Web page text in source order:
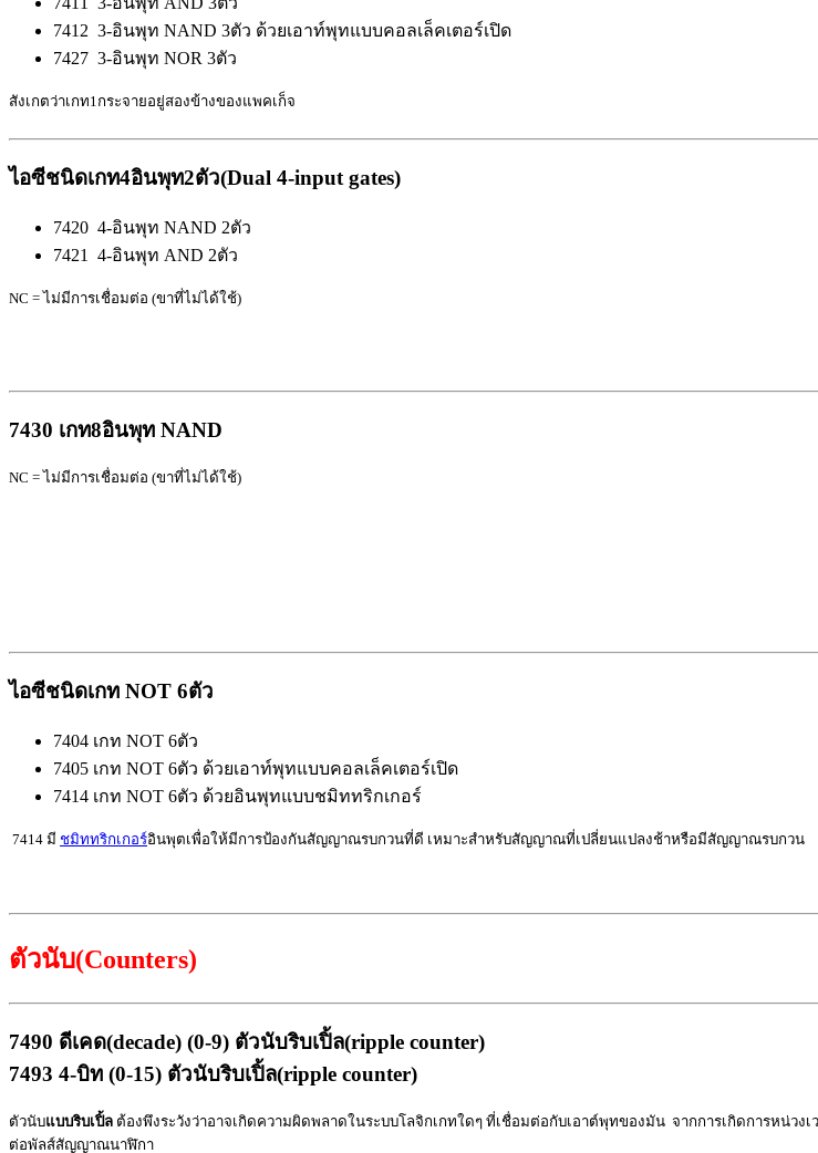
7412 3-อินพุท NAND 3ตัว ด้วยเอาท์พุทแบบคอลเล็คเตอร์เปิด
7427 3-อินพุท NOR 3ตัว
สังเกตว่าเกท1กระจายอยู่สองข้างของแพคเก็จ
ไอซีชนิดเกท4อินพุท2ตัว(Dual 4-input gates)
7420 4-อินพุท NAND 2ตัว
7421 4-อินพุท AND 2ตัว
NC = ไม่มีการเชื่อมต่อ (ขาที่ไม่ได้ใช้)
7430 เกท8อินพุท NAND
NC = ไม่มีการเชื่อมต่อ (ขาที่ไม่ได้ใช้)
ไอซีชนิดเกท NOT 6ตัว
7404 เกท NOT 6ตัว
7405 เกท NOT 6ตัว ด้วยเอาท์พุทแบบคอลเล็คเตอร์เปิด
7414 เกท NOT 6ตัว ด้วยอินพุทแบบชมิททริกเกอร์
7414 มี ชมิททริกเกอร์อินพุตเพื่อให้มีการป้องกันสัญญาณรบกวนที่ดี เหมาะสำหรับสัญญาณที่เปลี่ยนแปลงช้าหรือมีสัญญาณรบกวน
ตัวนับ(Counters)
7490 ดีเคด(decade) (0-9) ตัวนับริบเปิ้ล(ripple counter)
7493 4-บิท (0-15) ตัวนับริบเปิ้ล(ripple counter)
ตัวนับแบบริบเปิ้ล ต้องพึงระวังว่าอาจเกิดความผิดพลาดในระบบโลจิกเกทใดๆ ที่เชื่อมต่อกับเอาต์พุทของมัน จากการเกิดการหน่วงเ
ต่อพัลส์สัญญาณนาฬิกา